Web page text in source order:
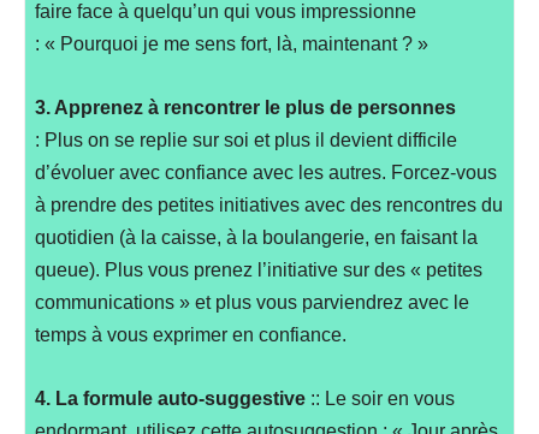
faire face à quelqu’un qui vous impressionne
: « Pourquoi je me sens fort, là, maintenant ? »
3. Apprenez à rencontrer le plus de personnes
: Plus on se replie sur soi et plus il devient difficile
d’évoluer avec confiance avec les autres. Forcez-vous
à prendre des petites initiatives avec des rencontres du
quotidien (à la caisse, à la boulangerie, en faisant la
queue). Plus vous prenez l’initiative sur des « petites
communications » et plus vous parviendrez avec le
temps à vous exprimer en confiance.
4. La formule auto-suggestive :: Le soir en vous